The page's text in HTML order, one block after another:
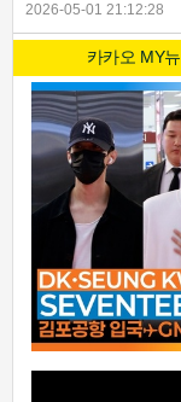
2026-05-01 21:12:28
카카오 MY